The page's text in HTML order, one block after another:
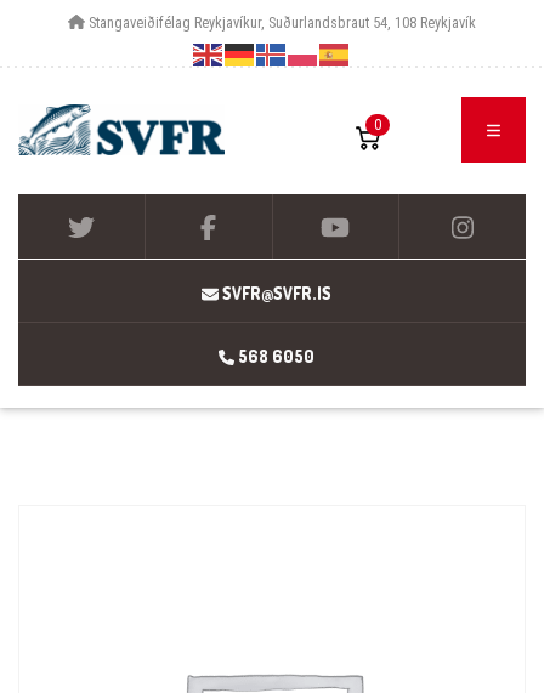
Stangaveiðifélag Reykjavíkur, Suðurlandsbraut 54, 108 Reykjavík
0
SVFR@SVFR.IS
568 6050